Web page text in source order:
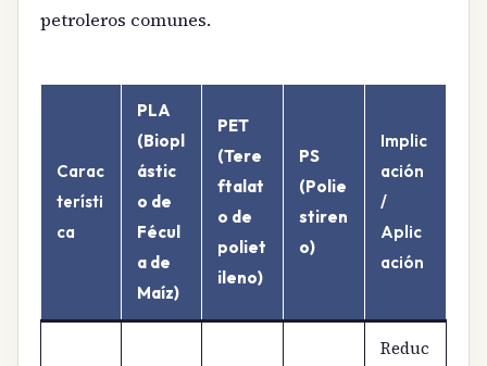
petroleros comunes.
Carac
terísti
ca
PLA
(Biopl
ástic
o de
Fécul
a de
Maíz)
PET
(Tere
ftalat
o de
poliet
ileno)
PS
(Polie
stiren
o)
Implic
ación
/
Aplic
ación
Reduc